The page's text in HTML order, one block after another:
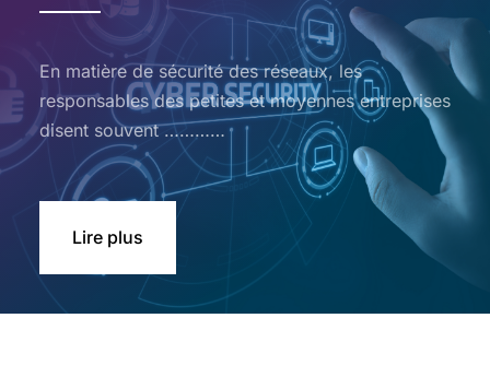
En matière de sécurité des réseaux, les
responsables des petites et moyennes entreprises
disent souvent …………
Lire plus